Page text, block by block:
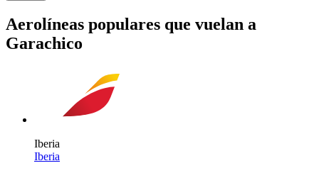
Aerolíneas populares que vuelan a
Garachico
Iberia
Iberia